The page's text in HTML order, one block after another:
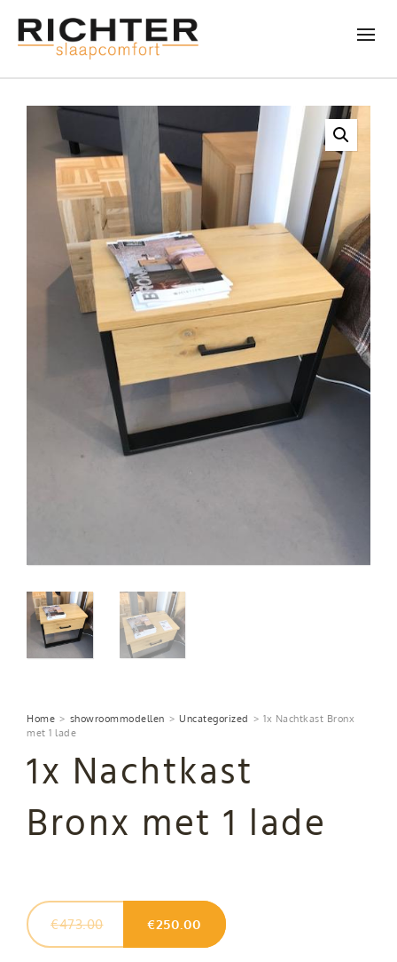
Home > showroommodellen > Uncategorized > 1x Nachtkast Bronx
met 1 lade
1x Nachtkast
Bronx met 1 lade
€473.00
Oorspronkelijke
prijs
€250.00
Huidige